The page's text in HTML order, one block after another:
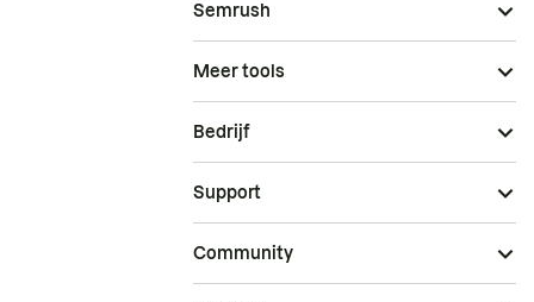
Semrush
Meer tools
Bedrijf
Support
Community